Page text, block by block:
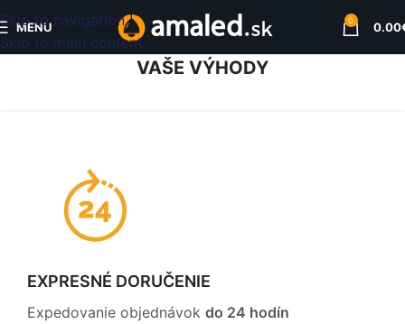
Skip to navigation
Skip to main content
MENU 0 0.00
VAŠE VÝHODY
EXPRESNÉ DORUČENIE
Expedovanie objednávok do 24 hodín